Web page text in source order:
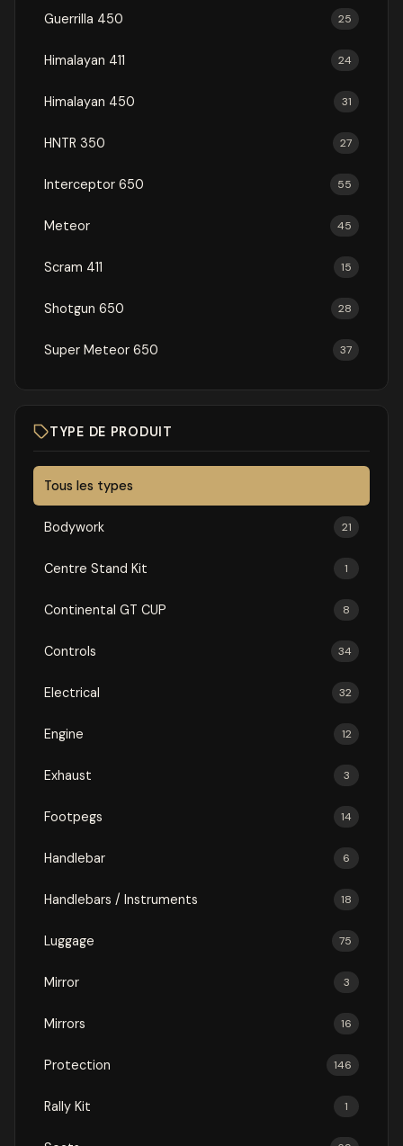
Guerrilla 450 25
Himalayan 411 24
Himalayan 450 31
HNTR 350 27
Interceptor 650 55
Meteor 45
Scram 411 15
Shotgun 650 28
Super Meteor 650 37
TYPE DE PRODUIT
Tous les types
Bodywork 21
Centre Stand Kit 1
Continental GT CUP 8
Controls 34
Electrical 32
Engine 12
Exhaust 3
Footpegs 14
Handlebar 6
Handlebars / Instruments 18
Luggage 75
Mirror 3
Mirrors 16
Protection 146
Rally Kit 1